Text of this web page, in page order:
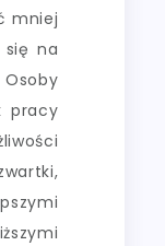
mniej
się na
pracy